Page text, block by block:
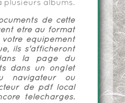
plusieurs albums.
de cette
être au format
votre équipement
ils s'afficheront
la page du
dans un onglet
navigateur ou
de pdf local
téléchargés.